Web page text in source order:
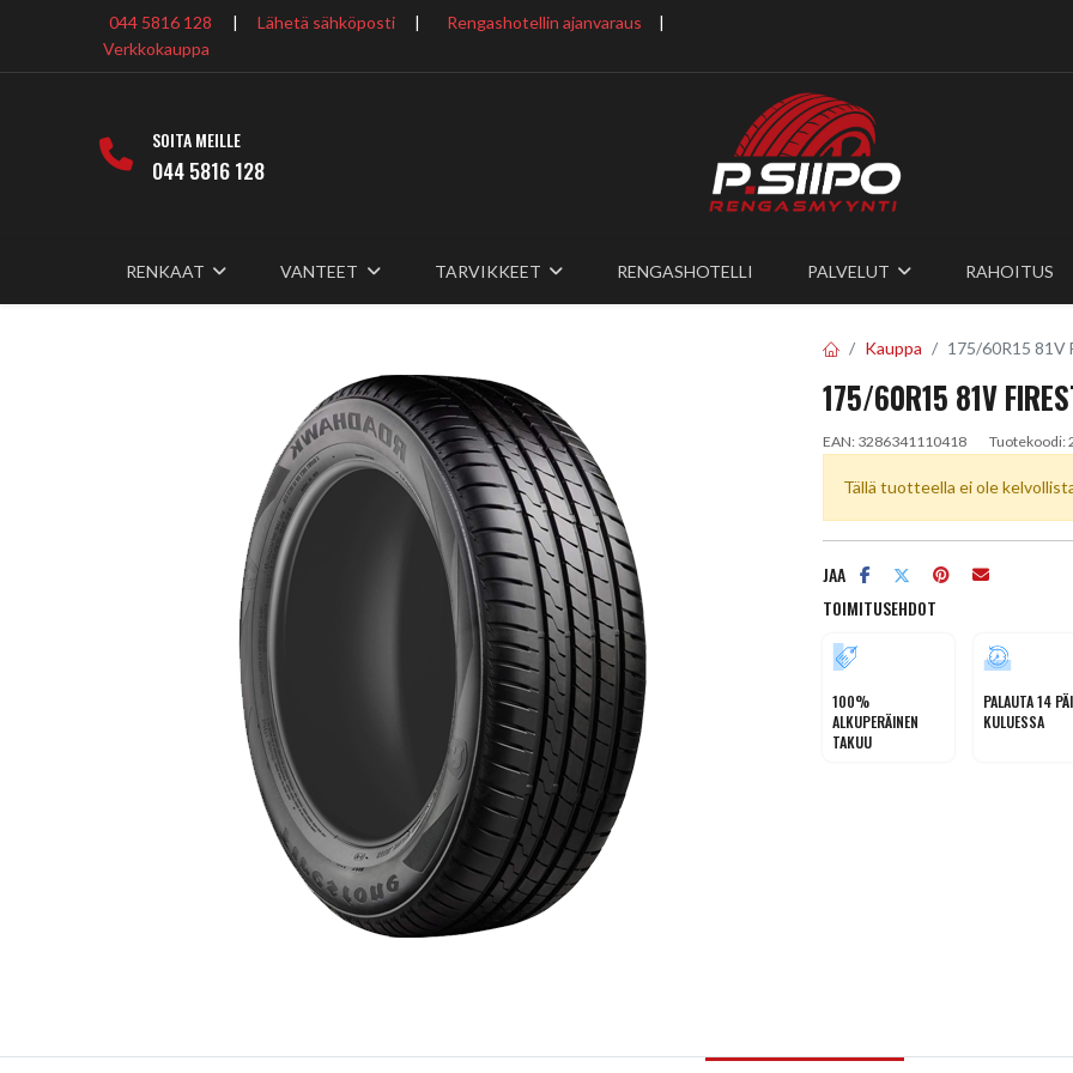
044 5816 128 | Lähetä sähköposti | Rengashotellin ajanvaraus
​ |
Verkkokauppa
SOITA MEILLE
044 5816 128
RENKAAT VANTEET TARVIKKEET RENGASHOTELLI PALVELUT RAHOITUS
Kauppa 175/60R15 81V
175/60R15 81V
EAN: 3286341110418 Tuotekoodi:
Tällä tuotteella ei ole
JAA
TOIMITUSEHDOT
100%
ALKUPERÄINEN
TAKUU
PALAUTA 14
KULUESSA